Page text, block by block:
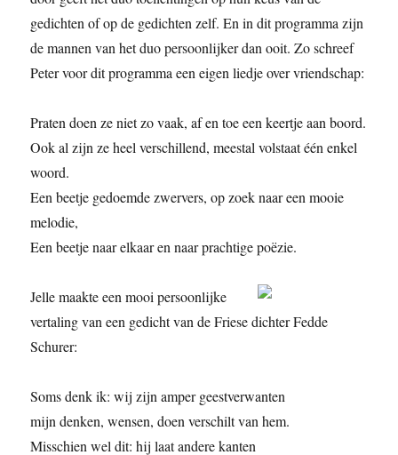
gedichten of op de gedichten zelf. En in dit programma zijn
de mannen van het duo persoonlijker dan ooit. Zo schreef
Peter voor dit programma een eigen liedje over vriendschap:
Praten doen ze niet zo vaak, af en toe een keertje aan boord.
Ook al zijn ze heel verschillend, meestal volstaat één enkel
woord.
Een beetje gedoemde zwervers, op zoek naar een mooie
melodie,
Een beetje naar elkaar en naar prachtige poëzie.
Jelle maakte een mooi persoonlijke
vertaling van een gedicht van de Friese dichter Fedde
Schurer:
Soms denk ik: wij zijn amper geestverwanten
mijn denken, wensen, doen verschilt van hem.
Misschien wel dit: hij laat andere kanten